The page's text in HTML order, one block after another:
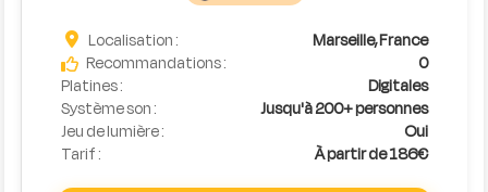
de prix
Localisation :
Marseille, France
Recommandations :
0
Platines :
Digitales
Système son :
Jusqu'à 200+ personnes
Jeu de lumière :
Oui
Tarif :
À partir de 186€